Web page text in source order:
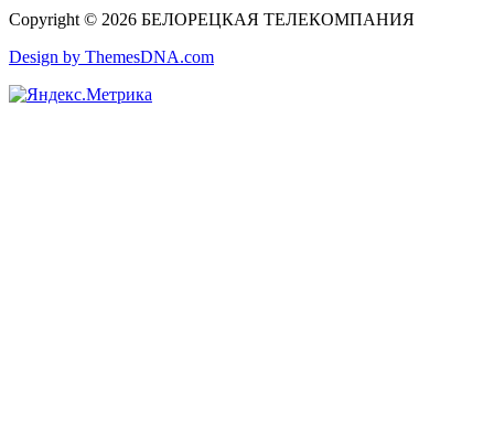
Copyright © 2026 БЕЛОРЕЦКАЯ ТЕЛЕКОМПАНИЯ
Design by ThemesDNA.com